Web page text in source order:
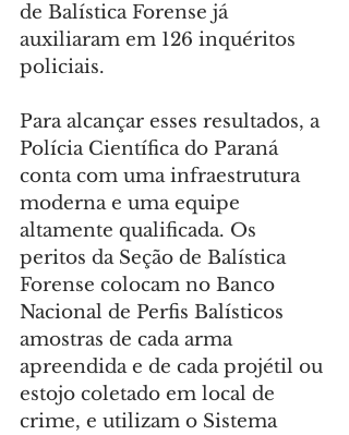
de Balística Forense já
auxiliaram em 126 inquéritos
policiais.
Para alcançar esses resultados, a
Polícia Científica do Paraná
conta com uma infraestrutura
moderna e uma equipe
altamente qualificada. Os
peritos da Seção de Balística
Forense colocam no Banco
Nacional de Perfis Balísticos
amostras de cada arma
apreendida e de cada projétil ou
estojo coletado em local de
crime, e utilizam o Sistema